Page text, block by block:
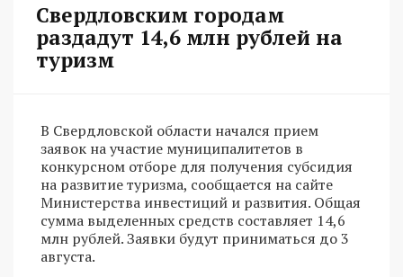
Свердловским городам
раздадут 14,6 млн рублей на
туризм
В Свердловской области начался прием
заявок на участие муниципалитетов в
конкурсном отборе для получения субсидия
на развитие туризма, сообщается на сайте
Министерства инвестиций и развития. Общая
сумма выделенных средств составляет 14,6
млн рублей. Заявки будут приниматься до 3
августа.